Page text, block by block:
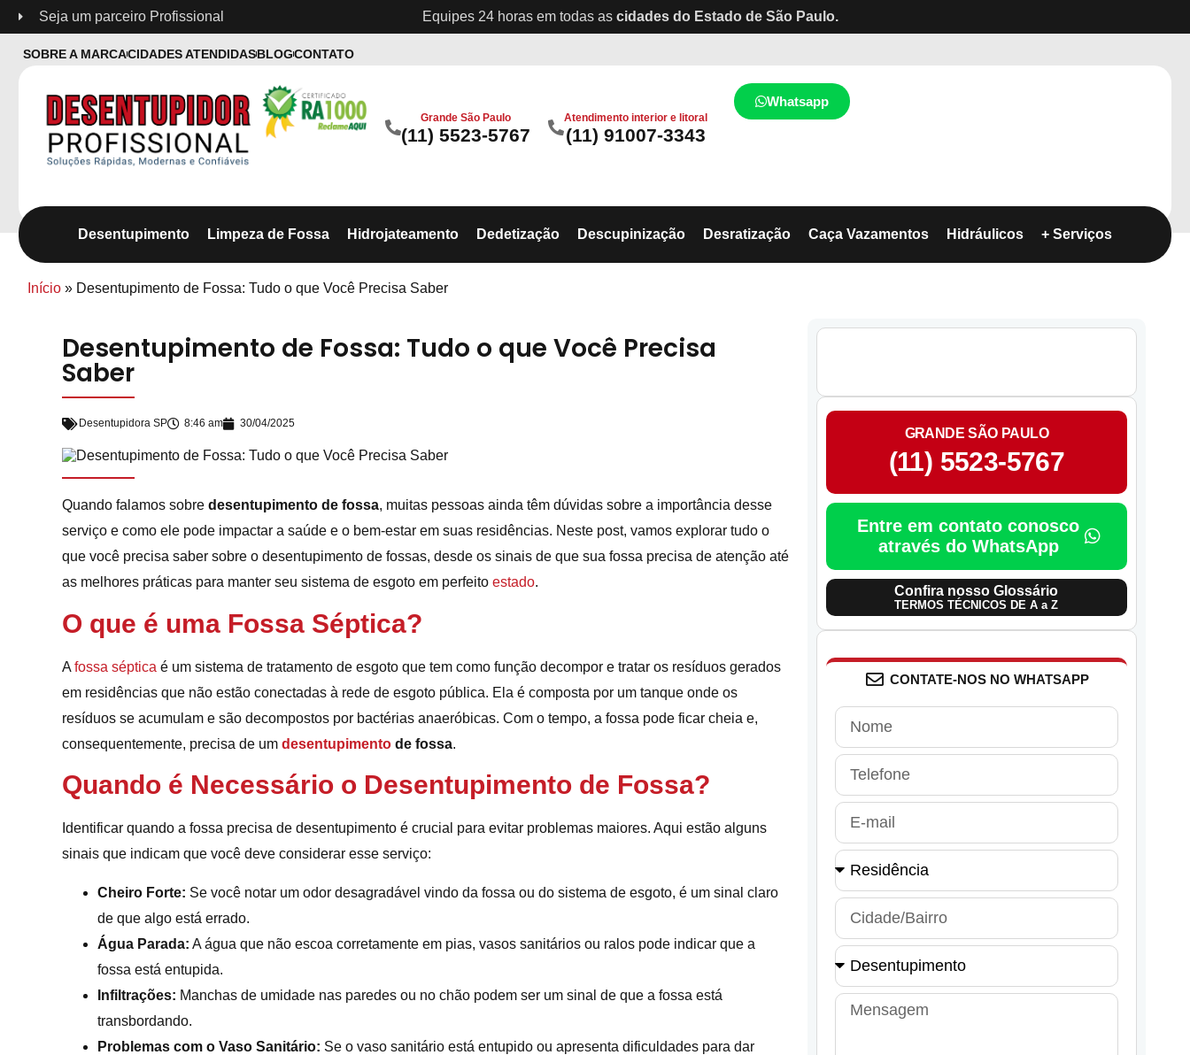
Seja um parceiro Profissional Equipes 24 horas em todas as cidades do Estado de São Paulo.
SOBRE A MARCACIDADES ATENDIDASBLOGCONTATO
Grande São Paulo
(11) 5523-5767
Atendimento interior e litoral
(11) 91007-3343
Whatsapp
Desentupimento Limpeza de Fossa Hidrojateamento Dedetização Descupinização Desratização Caça Vazamentos Hidráulicos + Serviços
Início » Desentupimento de Fossa: Tudo o que Você Precisa Saber
Desentupimento de Fossa: Tudo o que Você Precisa
Saber
Desentupidora SP 8:46 am 30/04/2025
Quando falamos sobre desentupimento de fossa, muitas pessoas ainda têm dúvidas sobre a importância desse
serviço e como ele pode impactar a saúde e o bem-estar em suas residências. Neste post, vamos explorar tudo o
que você precisa saber sobre o desentupimento de fossas, desde os sinais de que sua fossa precisa de atenção até
as melhores práticas para manter seu sistema de esgoto em perfeito estado.
O que é uma Fossa Séptica?
A fossa séptica é um sistema de tratamento de esgoto que tem como função decompor e tratar os resíduos gerados
em residências que não estão conectadas à rede de esgoto pública. Ela é composta por um tanque onde os
resíduos se acumulam e são decompostos por bactérias anaeróbicas. Com o tempo, a fossa pode ficar cheia e,
consequentemente, precisa de um desentupimento de fossa.
Quando é Necessário o Desentupimento de Fossa?
Identificar quando a fossa precisa de desentupimento é crucial para evitar problemas maiores. Aqui estão alguns
sinais que indicam que você deve considerar esse serviço:
Cheiro Forte: Se você notar um odor desagradável vindo da fossa ou do sistema de esgoto, é um sinal claro
de que algo está errado.
Água Parada: A água que não escoa corretamente em pias, vasos sanitários ou ralos pode indicar que a
fossa está entupida.
Infiltrações: Manchas de umidade nas paredes ou no chão podem ser um sinal de que a fossa está
transbordando.
Problemas com o Vaso Sanitário: Se o vaso sanitário está entupido ou apresenta dificuldades para dar
GRANDE SÃO PAULO
(11) 5523-5767
Entre em contato conosco
através do WhatsApp
Confira nosso Glossário
TERMOS TÉCNICOS DE A a Z
CONTATE-NOS NO WHATSAPP